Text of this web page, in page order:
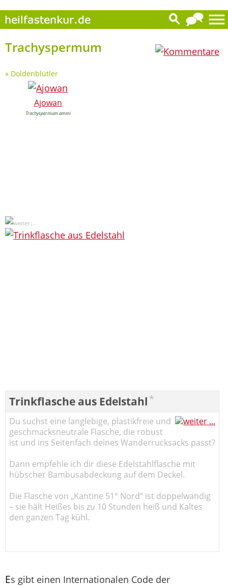
Trachyspermum
» Doldenblütler
Ajowan
Trachyspermum ammi
Trinkflasche aus Edelstahl *
Du suchst eine langlebige, plastikfreie und
geschmacksneutrale Flasche, die robust
ist und ins Seitenfach deines Wanderrucksacks passt?
Dann empfehle ich dir diese Edelstahlflasche mit
hübscher Bambusabdeckung auf dem Deckel.
Die Flasche von „Kantine 51° Nord“ ist doppelwandig
– sie hält Heißes bis zu 10 Stunden heiß und Kaltes
den ganzen Tag kühl.
Es gibt einen Internationalen Code der